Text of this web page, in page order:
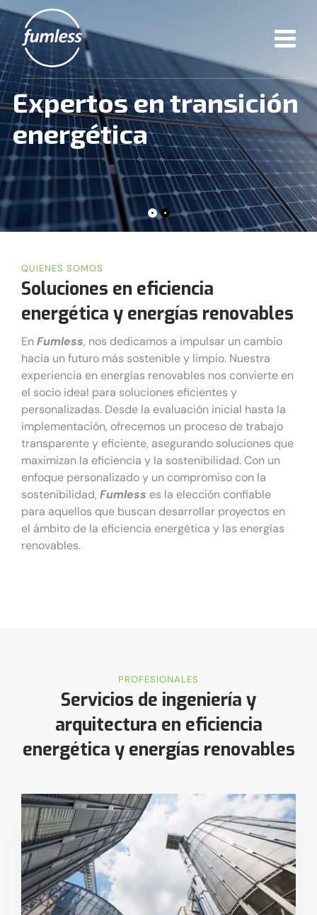
Expertos en transición
energética
QUIENES SOMOS
Soluciones en eficiencia
energética y energías renovables
EnFumless, nos dedicamos a impulsar un cambio
hacia un futuro más sostenible y limpio. Nuestra
experiencia en energías renovables nos convierte en
el socio ideal para soluciones eficientes y
personalizadas. Desde la evaluación inicial hasta la
implementación, ofrecemos un proceso de trabajo
transparente y eficiente, asegurando soluciones que
maximizan la eficiencia y la sostenibilidad. Con un
enfoque personalizado y un compromiso con la
sostenibilidad, Fumless es la elección confiable
para aquellos que buscan desarrollar proyectos en
el ámbito de la eficiencia energética y las energías
renovables.
PROFESIONALES
Servicios de ingeniería y
arquitectura en eficiencia
energética y energías renovables